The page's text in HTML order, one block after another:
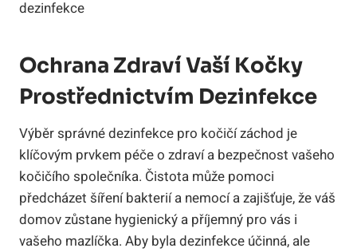
Ochrana Zdraví Vaší Kočky
Prostřednictvím Dezinfekce
Výběr správné dezinfekce pro kočičí záchod je
klíčovým prvkem péče o zdraví a bezpečnost vašeho
kočičího společníka. Čistota může pomoci
předcházet šíření bakterií a nemocí a zajišťuje, že váš
domov zůstane hygienický a příjemný pro vás i
vašeho mazlíčka. Aby byla dezinfekce účinná, ale